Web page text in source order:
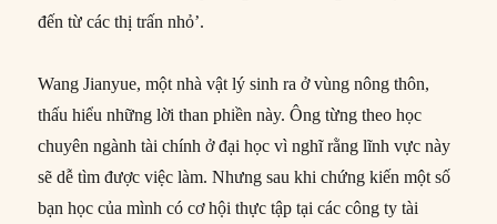
đến từ các thị trấn nhỏ’.
Wang Jianyue, một nhà vật lý sinh ra ở vùng nông thôn,
thấu hiểu những lời than phiền này. Ông từng theo học
chuyên ngành tài chính ở đại học vì nghĩ rằng lĩnh vực này
sẽ dễ tìm được việc làm. Nhưng sau khi chứng kiến một số
bạn học của mình có cơ hội thực tập tại các công ty tài